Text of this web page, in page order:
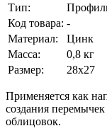
Тип:
Код товара: -
Материал:
Цинк
Масса:
0,8 кг
Размер:
28х27
Применяется как
создания
облицовок.